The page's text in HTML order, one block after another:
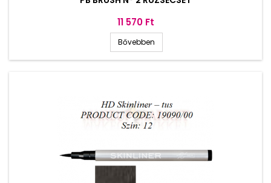
Ár
11 570 Ft
Bővebben